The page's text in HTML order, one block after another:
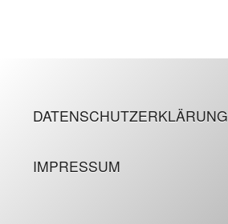
DATENSCHUTZERKLÄRUNG
IMPRESSUM